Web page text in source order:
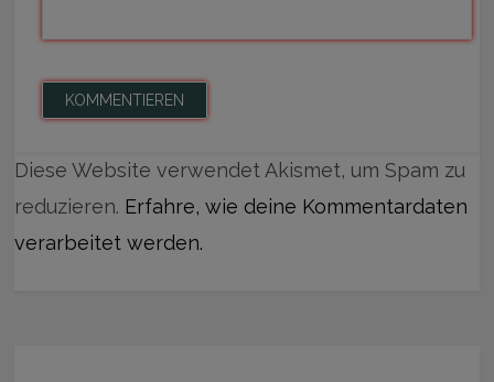
Diese Website verwendet Akismet, um Spam zu
reduzieren. Erfahre, wie deine Kommentardaten
verarbeitet werden.